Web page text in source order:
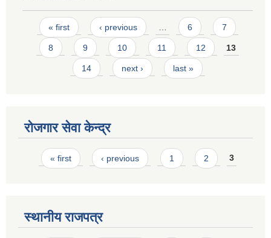
Pages
« first ‹ previous 6 7
8 9 10 11 12 13
14 next › last »
रोजगार सेवा केन्द्र
Pages
« first ‹ previous 1 2 3
स्थानीय राजपत्र